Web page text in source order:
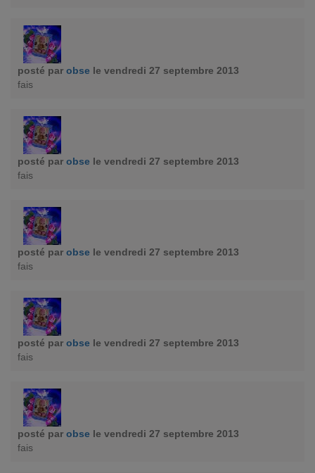
posté par obse le vendredi 27 septembre 2013
fais
posté par obse le vendredi 27 septembre 2013
fais
posté par obse le vendredi 27 septembre 2013
fais
posté par obse le vendredi 27 septembre 2013
fais
posté par obse le vendredi 27 septembre 2013
fais